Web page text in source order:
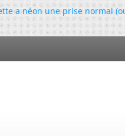
a néon une prise normal